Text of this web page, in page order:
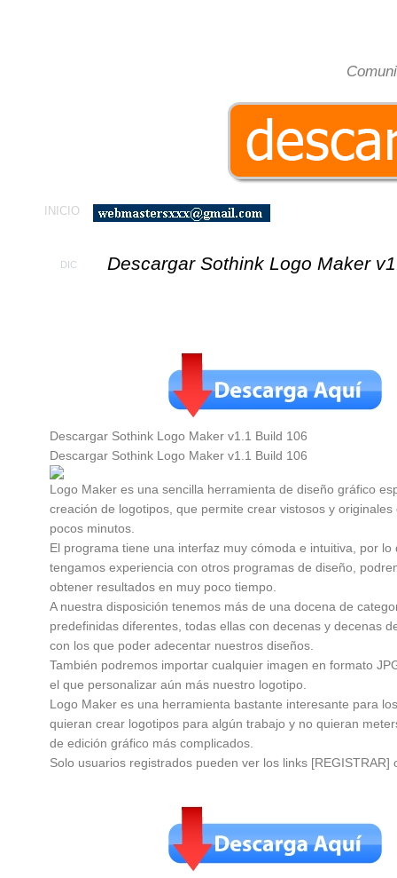
INICIO
DIC Descargar Sothink Logo Maker
Descargar Sothink Logo Maker v1.1 Build 106
Descargar Sothink Logo Maker v1.1 Build 106
Logo Maker es una sencilla herramienta de diseño gráfico
creación de logotipos, que permite crear vistosos y originales
pocos minutos.
El programa tiene una interfaz muy cómoda e intuitiva, por lo
tengamos experiencia con otros programas de diseño,
obtener resultados en muy poco tiempo.
A nuestra disposición tenemos más de una docena de
predefinidas diferentes, todas ellas con decenas y decenas
con los que poder adecentar nuestros diseños.
También podremos importar cualquier imagen en formato
el que personalizar aún más nuestro logotipo.
Logo Maker es una herramienta bastante interesante para
quieran crear logotipos para algún trabajo y no quieran
de edición gráfico más complicados.
Solo usuarios registrados pueden ver los links [REGISTRAR]